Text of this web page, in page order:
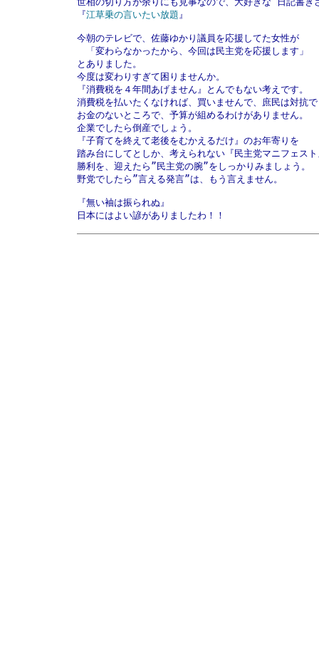
『江草乗の言いたい放題』
今朝のテレビで、佐藤ゆかり議員を応援してた女性が
「変わらなかったから、今回は民主党を応援します」
とありました。
今度は変わりすぎて困りませんか。
『消費税を４年間あげません』とんでもない考えです。
消費税を払いたくなければ、買いませんで、庶民は対抗
お金のないところで、予算が組めるわけがありません。
企業でしたら倒産でしょう。
『子育てを終えて老後をむかえるだけ』のお年寄りを
踏み台にしてとしか、考えられない『民主党マニフェスト
勝利を、迎えたら”民主党の腕”をしっかりみましょう。
野党でしたら”言える発言”は、もう言えません。
『無い袖は振られぬ』
日本にはよい諺がありましたわ！！